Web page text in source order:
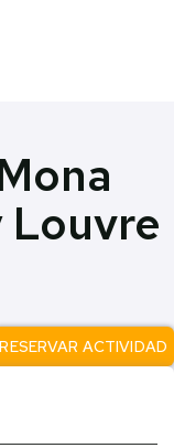
Louvre
RESERVAR ACTIVIDAD